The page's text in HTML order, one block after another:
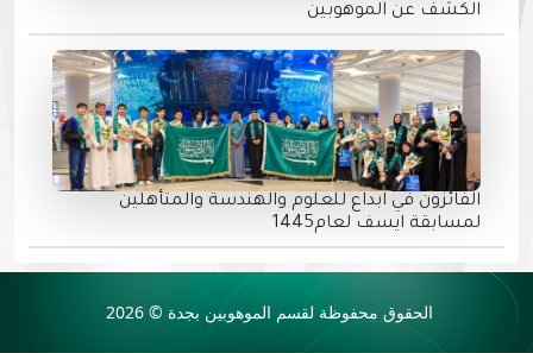
الكشف عن الموهوبين
الفائزون في ابداع للعلوم والهندسة والمتأهلين
لمسابقة ايسف لعام1445
الحقوق محفوظة لقسم الموهوبين بجدة © 2026